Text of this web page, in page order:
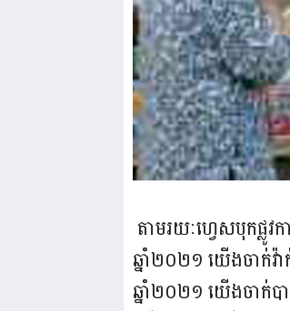
តាមរយៈហ្វេសបុកផ្លូ
ឆ្នាំ២០២១ យើងចាក់វ៉
ឆ្នាំ២០២១ យើងចាក់